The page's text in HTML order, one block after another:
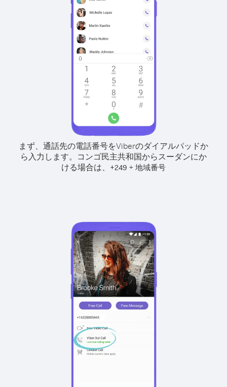
まず、通話先の電話番号をViberのダイアルパッドか
ら入力します。 コンゴ民主共和国からスーダンにか
ける場合は、 +249 + 地域番号